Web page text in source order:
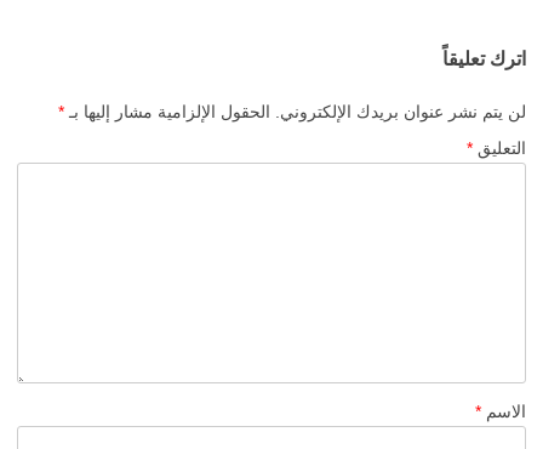
اترك تعليقاً
لن يتم نشر عنوان بريدك الإلكتروني. الحقول الإلزامية مشار إليها بـ *
التعليق *
الاسم *